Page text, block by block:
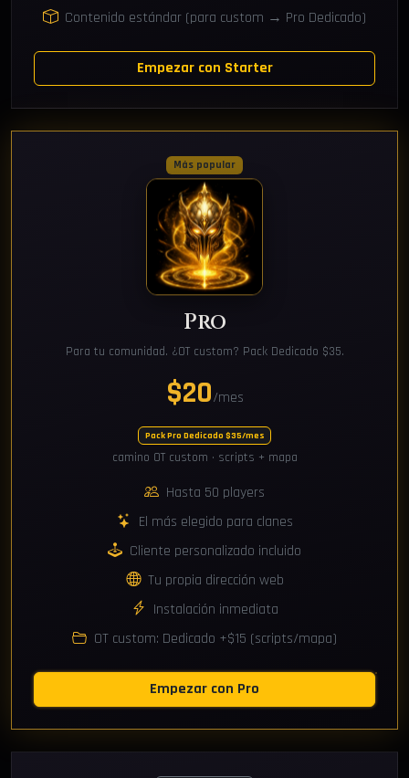
Contenido estándar (para custom → Pro Dedicado)
Empezar con Starter
Más popular
Pro
Para tu comunidad. ¿OT custom? Pack Dedicado $35.
$20/mes
Pack Pro Dedicado $35/mes
camino OT custom · scripts + mapa
Hasta 50 players
El más elegido para clanes
Cliente personalizado incluido
Tu propia dirección web
Instalación inmediata
OT custom: Dedicado +$15 (scripts/mapa)
Empezar con Pro